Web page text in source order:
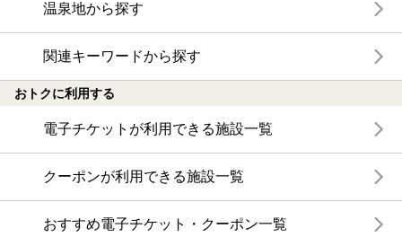
温泉地から探す
関連キーワードから探す
おトクに利用する
電子チケットが利用できる施設一覧
クーポンが利用できる施設一覧
おすすめ電子チケット・クーポン一覧